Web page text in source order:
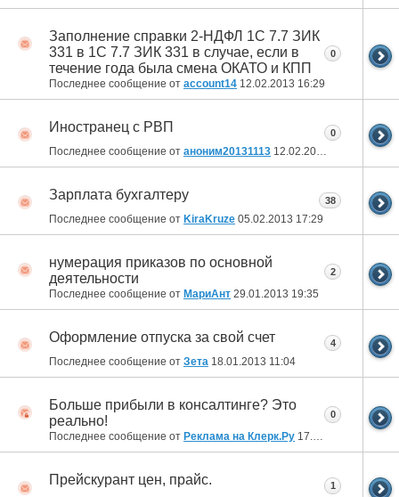
Заполнение справки 2-НДФЛ 1C 7.7 ЗИК
331 в 1C 7.7 ЗИК 331 в случае, если в
течение года была смена ОКАТО и КПП
Последнее сообщение от account14 12.02.2013 16:29
0
Иностранец с РВП
Последнее сообщение от аноним20131113 12.02.2013
0
Зарплата бухгалтеру
Последнее сообщение от KiraKruze 05.02.2013 17:29
38
нумерация приказов по основной
деятельности
Последнее сообщение от МариАнт 29.01.2013 19:35
2
Оформление отпуска за свой счет
Последнее сообщение от Зета 18.01.2013 11:04
4
Больше прибыли в консалтинге? Это
реально!
Последнее сообщение от Реклама на Клерк.Ру 17.01.2013
0
Прейскурант цен, прайс. 1